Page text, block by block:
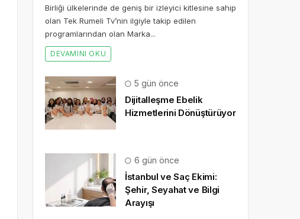
Birliği ülkelerinde de geniş bir izleyici kitlesine sahip
olan Tek Rumeli Tv’nin ilgiyle takip edilen
programlarından olan Marka...
DEVAMINI OKU
5 gün önce
Dijitalleşme Ebelik
Hizmetlerini Dönüştürüyor
6 gün önce
İstanbul ve Saç Ekimi:
Şehir, Seyahat ve Bilgi
Arayışı